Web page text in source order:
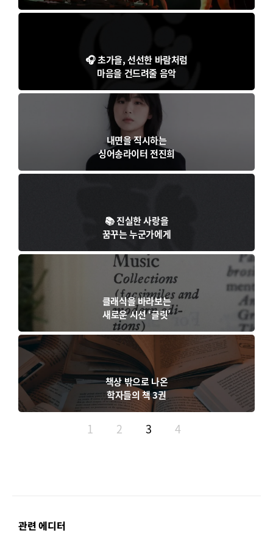
🎧 초가을, 선선한 바람처럼
마음을 건드려줄 음악
내면을 직시하는
싱어송라이터 전진희
📚 진실한 사랑을
꿈꾸는 누군가에게
클래식을 바라보는
새로운 시선 ‘글릿’
책상 밖으로 나온
학자들의 책 3권
1 2 3 4
관련 에디터